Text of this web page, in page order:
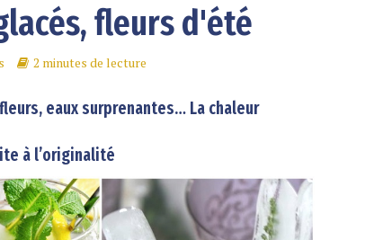
fleurs d'été
2 minutes de lecture
eaux surprenantes… La chaleur
à l’originalité